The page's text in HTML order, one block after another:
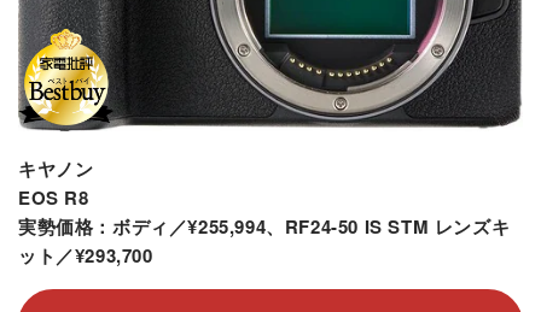
キヤノン
EOS R8
実勢価格：ボディ／¥255,994、RF24-50 IS STM レンズキ
ット／¥293,700